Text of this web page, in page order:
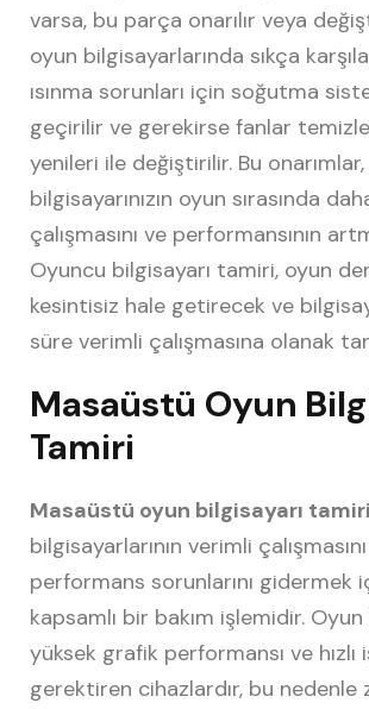
varsa, bu parça onarılır veya
oyun bilgisayarlarında sıkça
ısınma sorunları için soğutma
geçirilir ve gerekirse fanlar
yenileri ile değiştirilir. Bu onarımlar,
bilgisayarınızın oyun sırasında
çalışmasını ve performansının
Oyuncu bilgisayarı tamiri, oyun
kesintisiz hale getirecek ve
süre verimli çalışmasına olanak
Masaüstü Oyun
Tamiri
Masaüstü oyun bilgisayarı tamiri
bilgisayarlarının verimli
performans sorunlarını gidermek
kapsamlı bir bakım işlemidir.
yüksek grafik performansı ve hızlı
gerektiren cihazlardır, bu nedenle